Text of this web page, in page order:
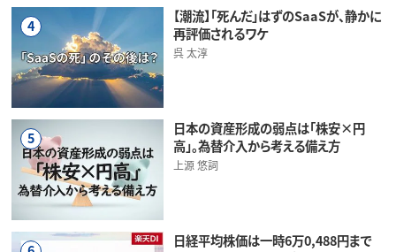
4
【潮流】「死んだ」はずのSaaSが、静かに
再評価されるワケ
呉 太淳
5
日本の資産形成の弱点は「株安×円
高」。為替介入から考える備え方
上源 悠詞
日経平均株価は一時6万0,488円まで